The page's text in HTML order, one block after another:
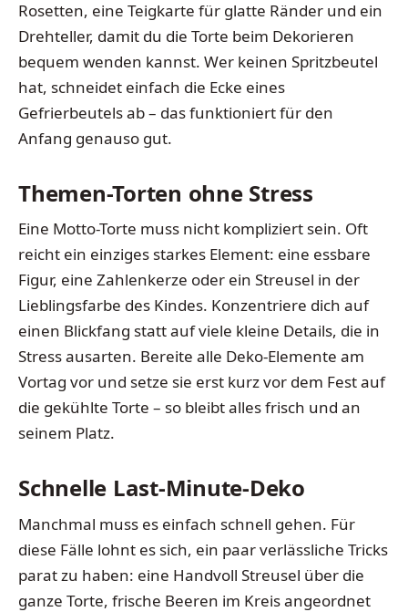
Rosetten, eine Teigkarte für glatte Ränder und ein
Drehteller, damit du die Torte beim Dekorieren
bequem wenden kannst. Wer keinen Spritzbeutel
hat, schneidet einfach die Ecke eines
Gefrierbeutels ab – das funktioniert für den
Anfang genauso gut.
Themen-Torten ohne Stress
Eine Motto-Torte muss nicht kompliziert sein. Oft
reicht ein einziges starkes Element: eine essbare
Figur, eine Zahlenkerze oder ein Streusel in der
Lieblingsfarbe des Kindes. Konzentriere dich auf
einen Blickfang statt auf viele kleine Details, die in
Stress ausarten. Bereite alle Deko-Elemente am
Vortag vor und setze sie erst kurz vor dem Fest auf
die gekühlte Torte – so bleibt alles frisch und an
seinem Platz.
Schnelle Last-Minute-Deko
Manchmal muss es einfach schnell gehen. Für
diese Fälle lohnt es sich, ein paar verlässliche Tricks
parat zu haben: eine Handvoll Streusel über die
ganze Torte, frische Beeren im Kreis angeordnet